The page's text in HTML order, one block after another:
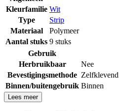
Kleurfamilie Wit
Type
Strip
Materiaal
Polymeer
Aantal stuks 9 stuks
Gebruik
Herbruikbaar
Nee
Bevestigingsmethode Zelfklevend
Binnen/buitengebruik Binnen
Lees meer